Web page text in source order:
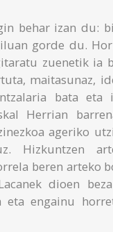
behar izan du:
gorde du.
zuenetik ia
maitasunaz,
bata eta
Herrian
ageriko
Hizkuntzen
beren arteko
dioen
engainu